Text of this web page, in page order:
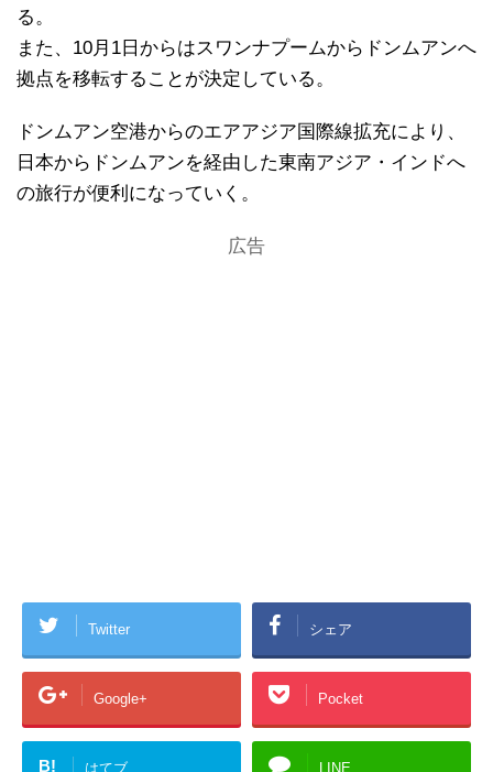
る。
また、10月1日からはスワンナプームからドンムアンへ
拠点を移転することが決定している。
ドンムアン空港からのエアアジア国際線拡充により、
日本からドンムアンを経由した東南アジア・インドへ
の旅行が便利になっていく。
広告
Twitter シェア
Google+ Pocket
B! はてブ LINE